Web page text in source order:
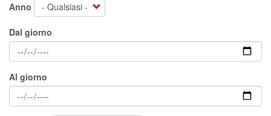
Anno
Dal giorno
Al giorno